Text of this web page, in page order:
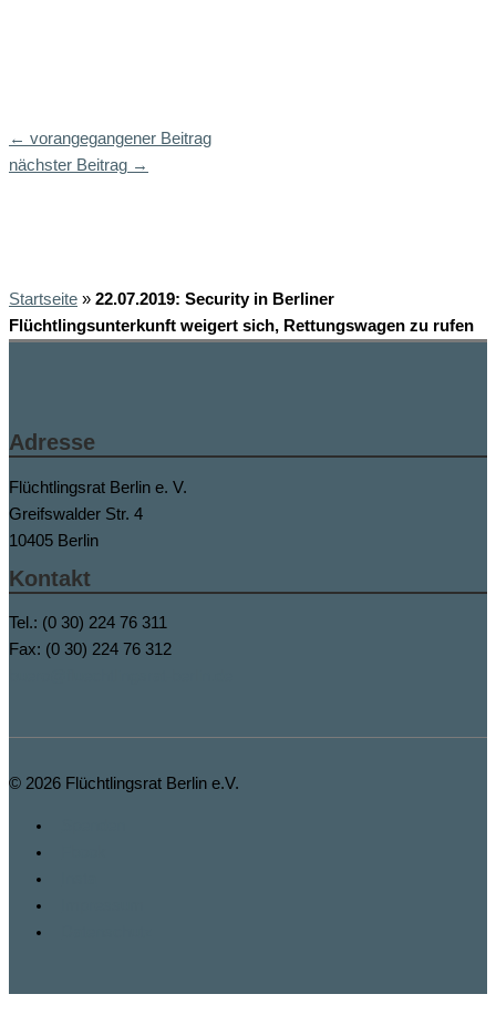
← vorangegangener Beitrag
nächster Beitrag →
Startseite » 22.07.2019: Security in Berliner
Flüchtlingsunterkunft weigert sich, Rettungswagen zu rufen
Adresse
Flüchtlingsrat Berlin e. V.
Greifswalder Str. 4
10405 Berlin
Kontakt
Tel.: (0 30) 224 76 311
Fax: (0 30) 224 76 312
© 2026 Flüchtlingsrat Berlin e.V.